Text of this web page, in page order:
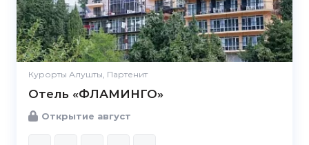
Курорты Алушты, Партенит
Отель «ФЛАМИНГО»
Открытие август